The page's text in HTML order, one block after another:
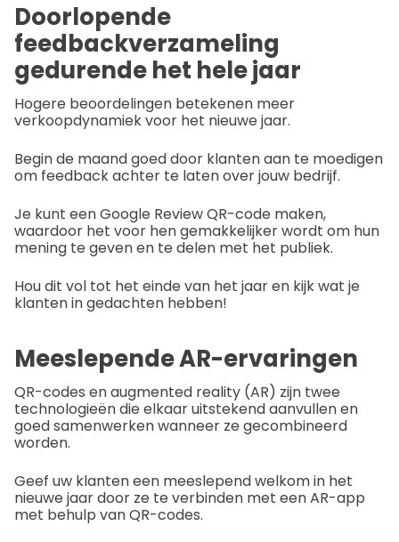
Doorlopende
feedbackverzameling
gedurende het hele jaar
Hogere beoordelingen betekenen meer
verkoopdynamiek voor het nieuwe jaar.
Begin de maand goed door klanten aan te moedigen
om feedback achter te laten over jouw bedrijf.
Je kunt een Google Review QR-code maken,
waardoor het voor hen gemakkelijker wordt om hun
mening te geven en te delen met het publiek.
Hou dit vol tot het einde van het jaar en kijk wat je
klanten in gedachten hebben!
Meeslepende AR-ervaringen
QR-codes en augmented reality (AR) zijn twee
technologieën die elkaar uitstekend aanvullen en
goed samenwerken wanneer ze gecombineerd
worden.
Geef uw klanten een meeslepend welkom in het
nieuwe jaar door ze te verbinden met een AR-app
met behulp van QR-codes.